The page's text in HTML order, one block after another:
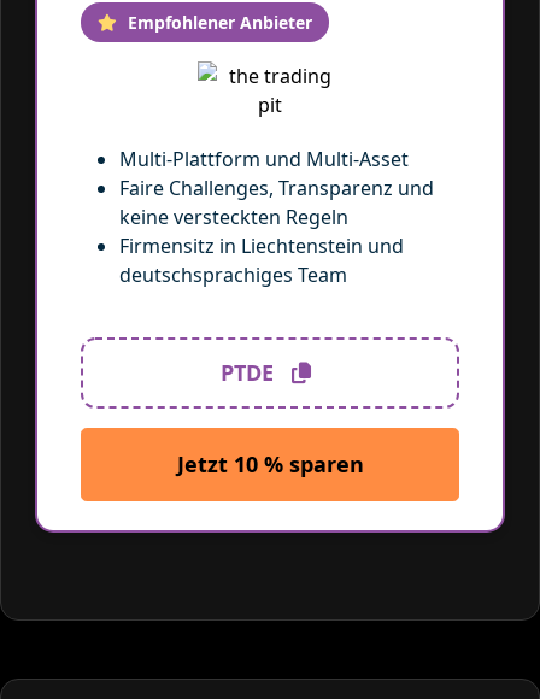
Empfohlener Anbieter
Multi-Plattform und Multi-Asset
Faire Challenges, Transparenz und
keine versteckten Regeln
Firmensitz in Liechtenstein und
deutschsprachiges Team
PTDE
Jetzt 10 % sparen